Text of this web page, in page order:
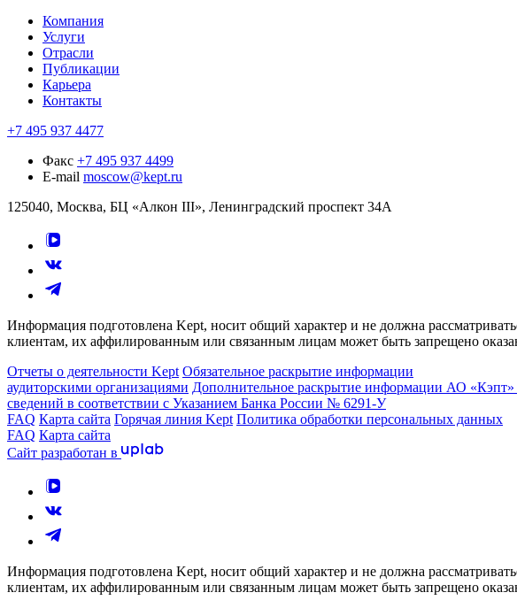
Компания
Услуги
Отрасли
Публикации
Карьера
Контакты
+7 495 937 4477
Факс +7 495 937 4499
E-mail moscow@kept.ru
125040, Москва, БЦ «Алкон III», Ленинградский проспект 34А
Информация подготовлена Kept, носит общий характер и не должна
клиентам, их аффилированным или связанным лицам может быть запрещено
Отчеты о деятельности Kept Обязательное раскрытие информации
аудиторскими организациями Дополнительное раскрытие информации АО «Кэпт»
сведений в соответствии с Указанием Банка России № 6291-У
FAQ Карта сайта Горячая линия Kept Политика обработки персональных данных
FAQ Карта сайта
Сайт разработан в
Информация подготовлена Kept, носит общий характер и не должна
клиентам, их аффилированным или связанным лицам может быть запрещено